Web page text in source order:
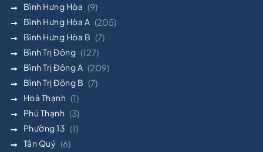
Bình Hưng Hòa (9)
Bình Hưng Hòa A (205)
Bình Hưng Hòa B (7)
Bình Trị Đông (127)
Bình Trị Đông A (209)
Bình Trị Đông B (7)
Hoà Thạnh (1)
Phú Thạnh (3)
Phường 13 (1)
Tân Quý (6)